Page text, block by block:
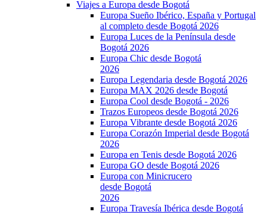
Viajes a Europa desde Bogotá
Europa Sueño Ibérico, España y Portugal
al completo desde Bogotá 2026
Europa Luces de la Península desde
Bogotá 2026
Europa Chic desde Bogotá
2026
Europa Legendaria desde Bogotá 2026
Europa MAX 2026 desde Bogotá
Europa Cool desde Bogotá - 2026
Trazos Europeos desde Bogotá 2026
Europa Vibrante desde Bogotá 2026
Europa Corazón Imperial desde Bogotá
2026
Europa en Tenis desde Bogotá 2026
Europa GO desde Bogotá 2026
Europa con Minicrucero
desde Bogotá
2026
Europa Travesía Ibérica desde Bogotá